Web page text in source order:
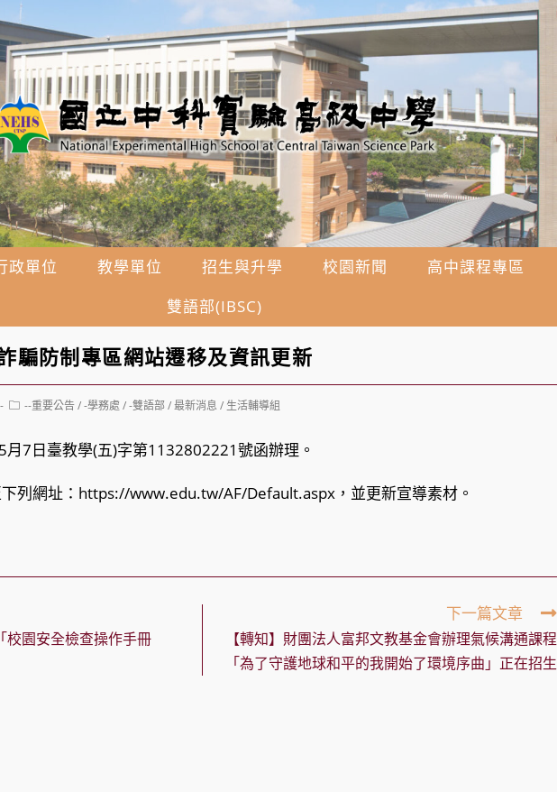
政單位 教學單位 招生與升學 校園新聞 高中課程專區
雙語部(IBSC)
騙防制專區網站遷移及資訊更新
Post--重要公告 / -學務處 / -雙語部 / 最新消息 / 生活輔導組
7日臺教學(五)字第1132802221號函辦理。
列網址：https://www.edu.tw/AF/Default.aspx，並更新宣導素材。
校園安全檢查操作手冊
下一篇文章
【轉知】財團法人富邦文教基金會辦理氣候溝通課程
「為了守護地球和平的我開始了環境序曲」正在招生